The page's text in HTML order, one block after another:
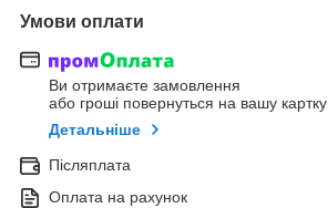
Умови оплати
Ви отримаєте замовлення
або гроші повернуться на вашу картку
Детальніше
Післяплата
Оплата на рахунок